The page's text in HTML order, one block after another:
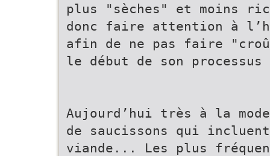
plus "sèches" et moins
donc faire attention à
afin de ne pas faire
le début de son processus
Aujourd’hui très à la
de saucissons qui
viande... Les plus